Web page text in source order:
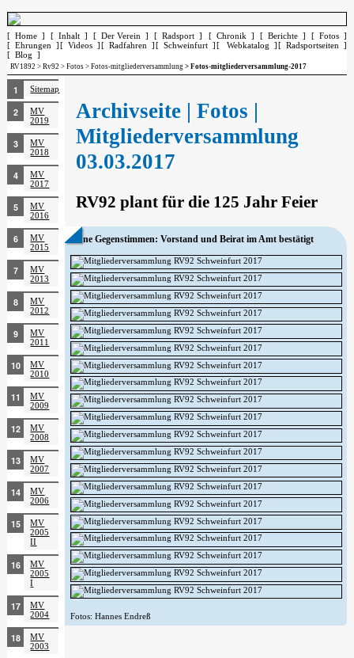
[ Home ] [ Inhalt ] [ Der Verein ] [ Radsport ] [ Chronik ] [ Berichte ]
[ Fotos ]
[ Ehrungen ][ Videos ][ Radfahren ][ Schweinfurt ][ Webkatalog ][ Radsportseiten ]
[ Blog ]
RV1892 >Rv92 >Fotos >Fotos-mitgliederversammlung > Fotos-mitgliederversammlung-2017
Sitemap
MV
2019
MV
2018
MV
2017
MV
2016
MV
2015
MV
2013
MV
2012
MV
2011
MV
2010
MV
2009
MV
2008
MV
2007
MV
2006
MV
2005
II
MV
2005
I
MV
2004
MV
2003
Archivseite | Fotos |
Mitgliederversammlung
03.03.2017
RV92 plant für die 125 Jahr Feier
Ohne Gegenstimmen: Vorstand und Beirat im Amt bestätigt
Fotos: Hannes Endreß